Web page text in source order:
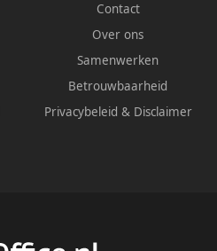
Contact
Over ons
Samenwerken
Betrouwbaarheid
Privacybeleid & Disclaimer